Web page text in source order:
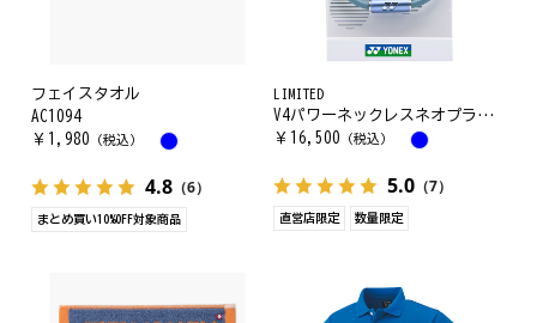
フェイスタオル
AC1094
￥ 1,980 （税込）
4.8 （6）
まとめ買い10%OFF対象商品
LIMITED
V4パワーネックレスネオプラス. YOX00024
￥ 16,500 （税込）
5.0（7）
直営店限定 数量限定